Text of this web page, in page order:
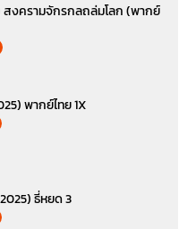
สงครามจักรกลถล่มโลก (พากย์
พากย์ไทย 1X
ธี่หยด 3